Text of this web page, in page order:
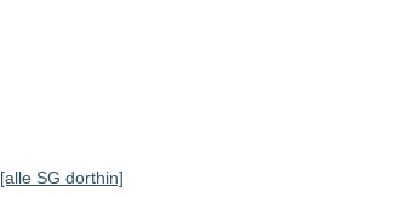
[alle SG dorthin]